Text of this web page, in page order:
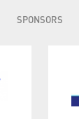
SPONSORS